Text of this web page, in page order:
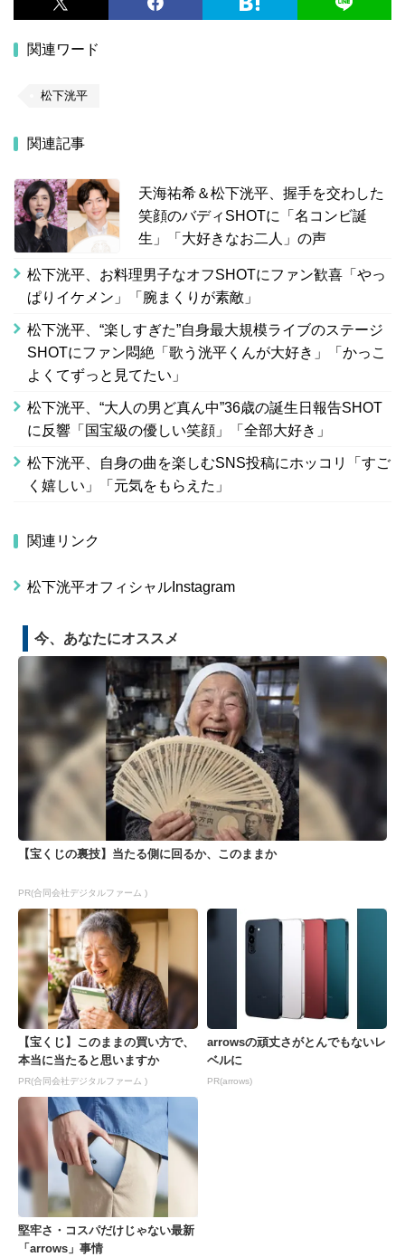
関連ワード
松下洸平
関連記事
天海祐希＆松下洸平、握手を交わした
笑顔のバディSHOTに「名コンビ誕
生」「大好きなお二人」の声
松下洸平、お料理男子なオフSHOTにファン歓喜「やっ
ぱりイケメン」「腕まくりが素敵」
松下洸平、“楽しすぎた”自身最大規模ライブのステージ
SHOTにファン悶絶「歌う洸平くんが大好き」「かっこ
よくてずっと見てたい」
松下洸平、“大人の男ど真ん中”36歳の誕生日報告SHOT
に反響「国宝級の優しい笑顔」「全部大好き」
松下洸平、自身の曲を楽しむSNS投稿にホッコリ「すご
く嬉しい」「元気をもらえた」
関連リンク
松下洸平オフィシャルInstagram
今、あなたにオススメ
【宝くじの裏技】当たる側に回るか、このままか
PR(合同会社デジタルファーム )
【宝くじ】このままの買い方で、
本当に当たると思いますか
PR(合同会社デジタルファーム )
arrowsの頑丈さがとんでもないレ
ベルに
PR(arrows)
堅牢さ・コスパだけじゃない最新
「arrows」事情